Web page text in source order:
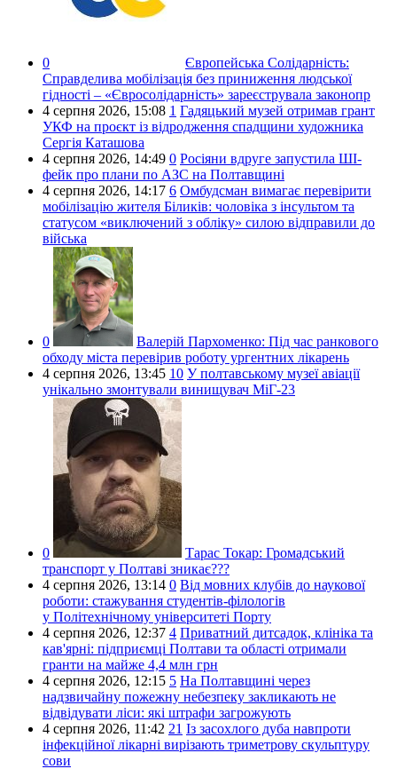
0
Європейська Солідарність:
Справделива мобілізація без приниження людської
гідності – «Євросолідарність» зареєструвала законопр
4 серпня 2026, 15:08 1 Гадяцький музей отримав грант
УКФ на проєкт із відродження спадщини художника
Сергія Каташова
4 серпня 2026, 14:49 0 Росіяни вдруге запустила ШІ-
фейк про плани по АЗС на Полтавщині
4 серпня 2026, 14:17 6 Омбудсман вимагає перевірити
мобілізацію жителя Біликів: чоловіка з інсультом та
статусом «виключений з обліку» силою відправили до
війська
0 Валерій Пархоменко: Під час ранкового
обходу міста перевірив роботу ургентних лікарень
4 серпня 2026, 13:45 10 У полтавському музеї авіації
унікально змонтували винищувач МіГ-23
0 Тарас Токар: Громадський
транспорт у Полтаві зникає???
4 серпня 2026, 13:14 0 Від мовних клубів до наукової
роботи: стажування студентів-філологів
у Політехнічному університеті Порту
4 серпня 2026, 12:37 4 Приватний дитсадок, клініка та
кав'ярні: підприємці Полтави та області отримали
гранти на майже 4,4 млн грн
4 серпня 2026, 12:15 5 На Полтавщині через
надзвичайну пожежну небезпеку закликають не
відвідувати ліси: які штрафи загрожують
4 серпня 2026, 11:42 21 Із засохлого дуба навпроти
інфекційної лікарні вирізають триметрову скульптуру
сови